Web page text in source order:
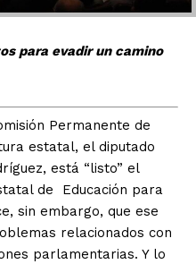
para evadir un camino
Permanente de
estatal, el diputado
está “listo” el
de Educación para
sin embargo, que ese
relacionados con
parlamentarias. Y lo